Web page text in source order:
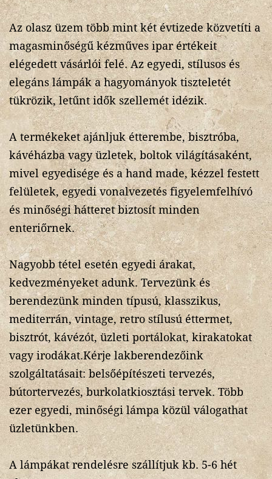
Az olasz üzem több mint két évtizede közvetíti a
magasminőségű kézműves ipar értékeit
elégedett vásárlói felé. Az egyedi, stílusos és
elegáns lámpák a hagyományok tiszteletét
tükrözik, letűnt idők szellemét idézik.
A termékeket ajánljuk étterembe, bisztróba,
kávéházba vagy üzletek, boltok világításaként,
mivel egyedisége és a hand made, kézzel festett
felületek, egyedi vonalvezetés figyelemfelhívó
és minőségi hátteret biztosít minden
enteriőrnek.
Nagyobb tétel esetén egyedi árakat,
kedvezményeket adunk. Tervezünk és
berendezünk minden típusú, klasszikus,
mediterrán, vintage, retro stílusú éttermet,
bisztrót, kávézót, üzleti portálokat, kirakatokat
vagy irodákat.Kérje lakberendezőink
szolgáltatásait: belsőépítészeti tervezés,
bútortervezés, burkolatkiosztási tervek. Több
ezer egyedi, minőségi lámpa közül válogathat
üzletünkben.
A lámpákat rendelésre szállítjuk kb. 5-6 hét